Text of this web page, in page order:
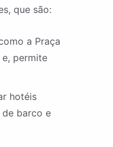
que são:
a Praça
permite
hotéis
de barco e